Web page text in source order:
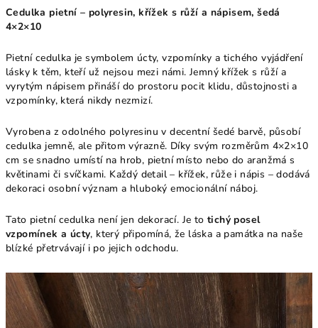
Cedulka pietní – polyresin, křížek s růží a nápisem, šedá
4×2×10
Pietní cedulka je symbolem úcty, vzpomínky a tichého vyjádření
lásky k těm, kteří už nejsou mezi námi. Jemný křížek s růží a
vyrytým nápisem přináší do prostoru pocit klidu, důstojnosti a
vzpomínky, která nikdy nezmizí.
Vyrobena z odolného polyresinu v decentní šedé barvě, působí
cedulka jemně, ale přitom výrazně. Díky svým rozměrům 4×2×10
cm se snadno umístí na hrob, pietní místo nebo do aranžmá s
květinami či svíčkami. Každý detail – křížek, růže i nápis – dodává
dekoraci osobní význam a hluboký emocionální náboj.
Tato pietní cedulka není jen dekorací. Je to tichý posel
vzpomínek a úcty, který připomíná, že láska a památka na naše
blízké přetrvávají i po jejich odchodu.